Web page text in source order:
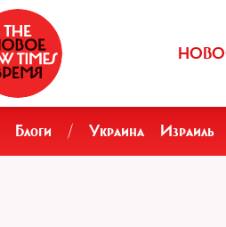
Блоги / Украина Израиль